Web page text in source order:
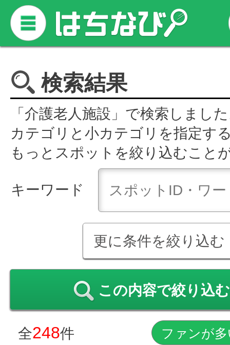
検索結果
「介護老人施設」で検索しまし
カテゴリと小カテゴリを指定す
もっとスポットを絞り込むこと
キーワード
更に条件を絞り込む
この内容で絞り込む
全248件